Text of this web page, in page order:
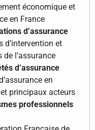
économique et
en France
d’assurance
d’intervention et
l’assurance
d’assurance
en
principaux acteurs
professionnels